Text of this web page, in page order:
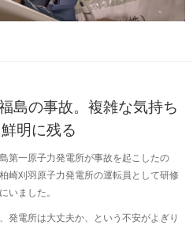
島の事故。複雑な気持ち
明に残る
第一原子力発電所が事故を起こしたの
崎刈羽原子力発電所の運転員として研修
いました。
発電所は大丈夫か、という不安がよぎり